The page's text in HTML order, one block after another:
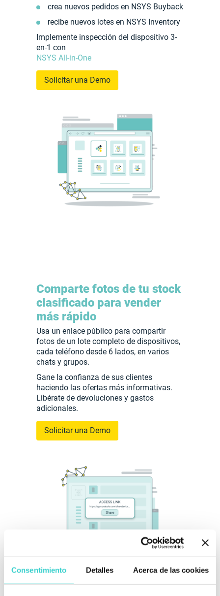
Consentimiento Detalles Acerca de las cookies
crea nuevos pedidos en NSYS Buyback
recibe nuevos lotes en NSYS Inventory
Implemente inspección del dispositivo 3-
en-1 con
NSYS All-in-One
Solicitar una Demo
Comparte fotos de tu stock
clasificado para vender
más rápido
Usa un enlace público para compartir
fotos de un lote completo de dispositivos,
cada teléfono desde 6 lados, en varios
chats y grupos.
Gane la confianza de sus clientes
haciendo las ofertas más informativas.
Libérate de devoluciones y gastos
adicionales.
Solicitar una Demo